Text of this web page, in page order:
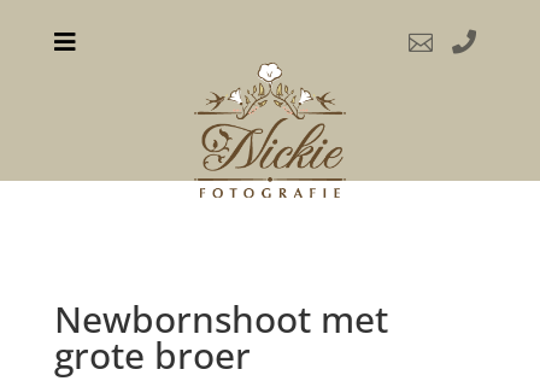
  
Newbornshoot met
grote broer